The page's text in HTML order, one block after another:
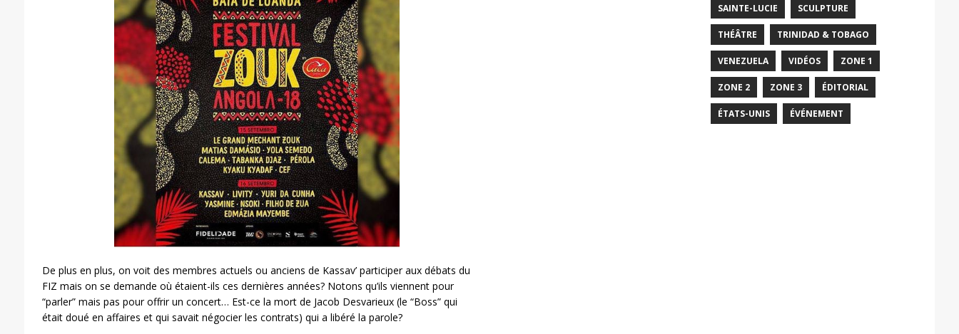
De plus en plus, on voit des membres actuels ou anciens de Kassav’ participer aux débats du
FIZ mais on se demande où étaient-ils ces dernières années? Notons qu’ils viennent pour
“parler” mais pas pour offrir un concert… Est-ce la mort de Jacob Desvarieux (le “Boss” qui
était doué en affaires et qui savait négocier les contrats) qui a libéré la parole?
SAINTE-LUCIE SCULPTURE
THÉÂTRE TRINIDAD & TOBAGO
VENEZUELA VIDÉOS ZONE 1
ZONE 2 ZONE 3 ÉDITORIAL
ÉTATS-UNIS ÉVÉNEMENT